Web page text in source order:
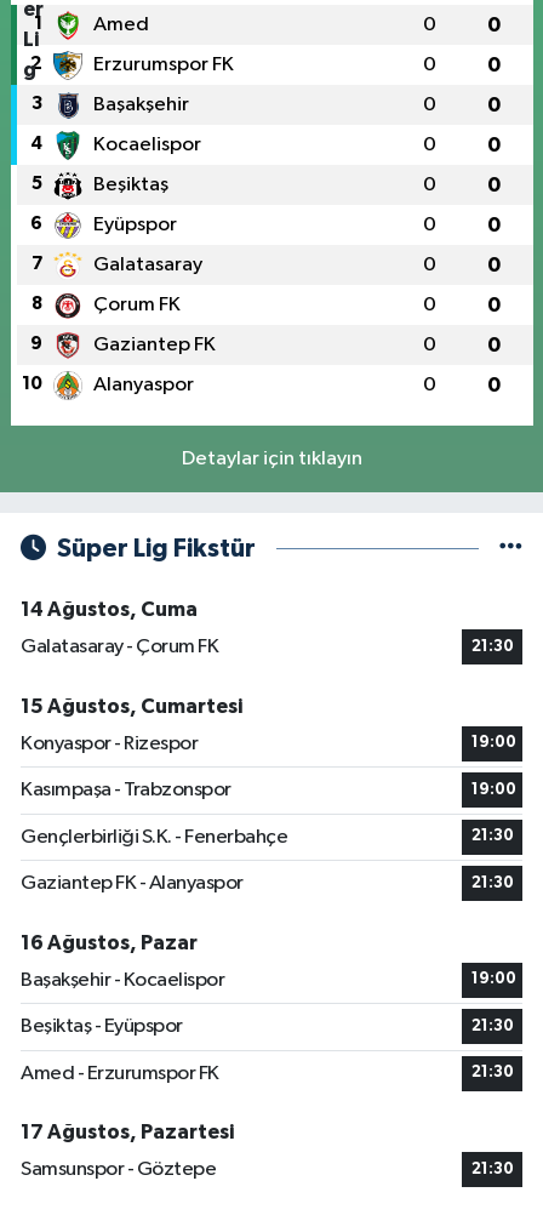
1 Amed 0 0
2 Erzurumspor FK 0 0
3 Başakşehir 0 0
4 Kocaelispor 0 0
5 Beşiktaş 0 0
6 Eyüpspor 0 0
7 Galatasaray 0 0
8 Çorum FK 0 0
9 Gaziantep FK 0 0
10 Alanyaspor 0 0
Detaylar için tıklayın
Süper Lig Fikstür
14 Ağustos, Cuma
Galatasaray - Çorum FK
21:30
15 Ağustos, Cumartesi
Konyaspor - Rizespor
19:00
Kasımpaşa - Trabzonspor 19:00
Gençlerbirliği S.K. - Fenerbahçe 21:30
Gaziantep FK - Alanyaspor 21:30
16 Ağustos, Pazar
Başakşehir - Kocaelispor
19:00
Beşiktaş - Eyüpspor 21:30
Amed - Erzurumspor FK 21:30
17 Ağustos, Pazartesi
Samsunspor - Göztepe
21:30